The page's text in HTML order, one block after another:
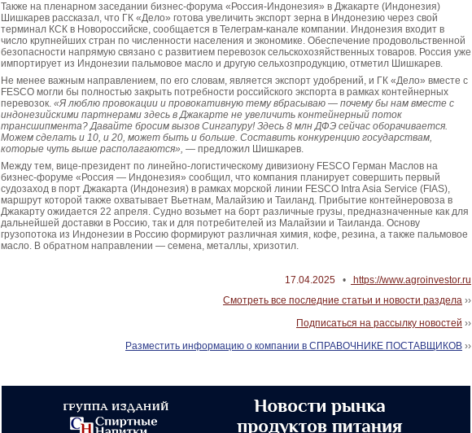
Также на пленарном заседании бизнес-форума «Россия-Индонезия» в Джакарте (Индонезия)
Шишкарев рассказал, что ГК «Дело» готова увеличить экспорт зерна в Индонезию через свой
терминал КСК в Новороссийске, сообщается в Телеграм-канале компании. Индонезия входит в
число крупнейших стран по численности населения и экономике. Обеспечение продовольственной
безопасности напрямую связано с развитием перевозок сельскохозяйственных товаров. Россия уже
импортирует из Индонезии пальмовое масло и другую сельхозпродукцию, отметил Шишкарев.
Не менее важным направлением, по его словам, является экспорт удобрений, и ГК «Дело» вместе с
FESCO могли бы полностью закрыть потребности российского экспорта в рамках контейнерных
перевозок. «Я люблю провокации и провокативную тему вбрасываю — почему бы нам вместе с
индонезийскими партнерами здесь в Джакарте не увеличить контейнерный поток
трансшипмента? Давайте бросим вызов Сингапуру! Здесь 8 млн ДФЭ сейчас оборачивается.
Можем сделать и 10, и 20, может быть и больше. Составить конкуренцию государствам,
которые чуть выше располагаются», — предложил Шишкарев.
Между тем, вице-президент по линейно-логистическому дивизиону FESCO Герман Маслов на
бизнес-форуме «Россия — Индонезия» сообщил, что компания планирует совершить первый
судозаход в порт Джакарта (Индонезия) в рамках морской линии FESCO Intra Asia Service (FIAS),
маршрут которой также охватывает Вьетнам, Малайзию и Таиланд. Прибытие контейнеровоза в
Джакарту ожидается 22 апреля. Судно возьмет на борт различные грузы, предназначенные как для
дальнейшей доставки в Россию, так и для потребителей из Малайзии и Таиланда. Основу
грузопотока из Индонезии в Россию формируют различная химия, кофе, резина, а также пальмовое
масло. В обратном направлении — семена, металлы, хризотил.
17.04.2025 •
https://www.agroinvestor.ru
Смотреть все последние статьи и новости раздела ››
Подписаться на рассылку новостей ››
Разместить информацию о компании в СПРАВОЧНИКЕ ПОСТАВЩИКОВ ››